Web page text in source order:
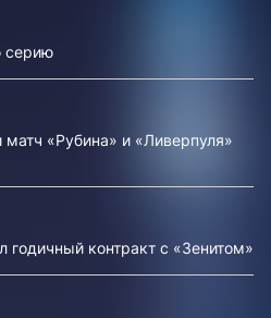
серию
«Рубина» и «Ливерпуля»
годичный контракт с «Зенитом»